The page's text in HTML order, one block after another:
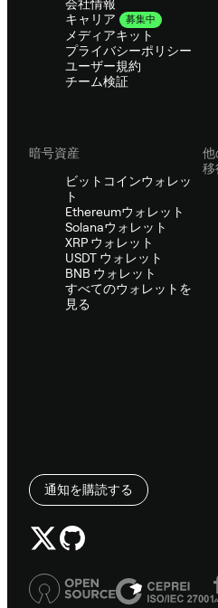
会社情報
キャリア
募集中
メディアキット
プライバシーポリシー
ユーザー規約
チーム検証
暗号資産
ビットコインウォレッ
ト
Ethereumウォレット
Solanaウォレット
XRP ウォレット
USDT ウォレット
BNB ウォレット
すべてのウォレットを
見る
他
移
通知を購読する